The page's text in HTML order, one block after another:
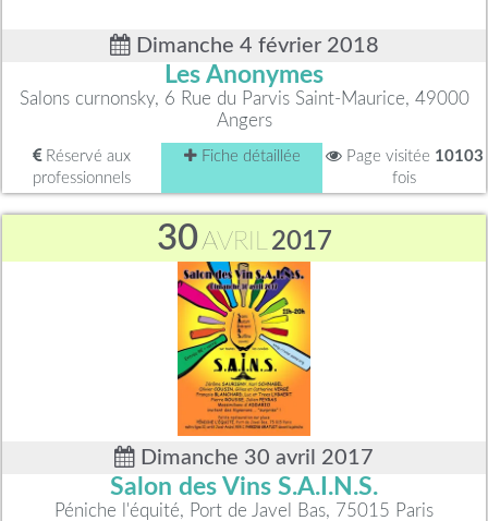
Dimanche 4 février 2018
Les Anonymes
Salons curnonsky, 6 Rue du Parvis Saint-Maurice, 49000
Angers
Réservé aux
professionnels
Fiche détaillée Page visitée 10103
fois
30AVRIL2017
Dimanche 30 avril 2017
Salon des Vins S.A.I.N.S.
Péniche l'équité, Port de Javel Bas, 75015 Paris